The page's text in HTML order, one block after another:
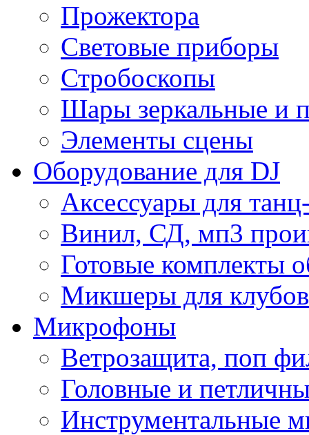
Прожектора
Световые приборы
Стробоскопы
Шары зеркальные и
Элементы сцены
Оборудование для DJ
Аксессуары для
Винил, СД, мп3
Готовые комплекты
Микшеры для клубов
Микрофоны
Ветрозащита, поп
Головные и
Инструментальные